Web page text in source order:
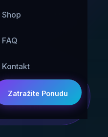
Shop
FAQ
Kontakt
Zatražite Ponudu
PLANNING
THEIR FEAR OF
OUR DEVELOPMENT
AS THE